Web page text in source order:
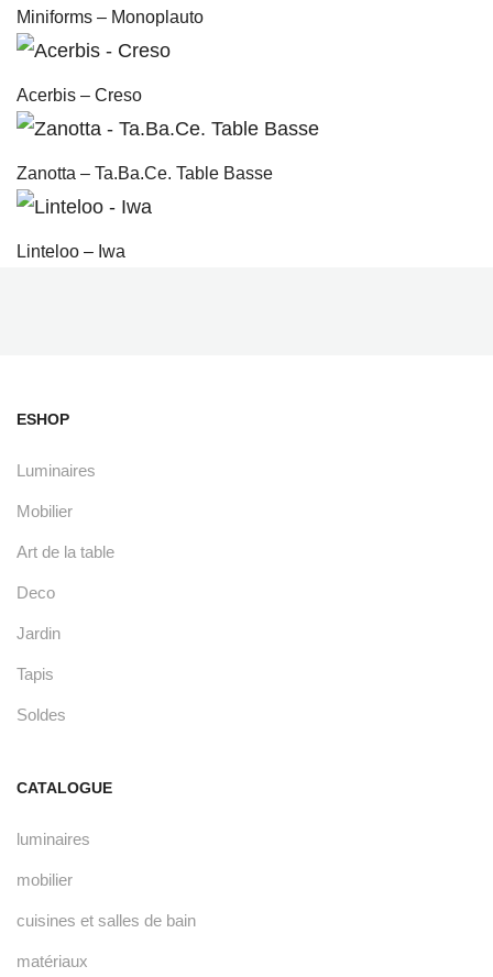
Miniforms – Monoplauto
Acerbis – Creso
Zanotta – Ta.Ba.Ce. Table Basse
Linteloo – Iwa
ESHOP
Luminaires
Mobilier
Art de la table
Deco
Jardin
Tapis
Soldes
CATALOGUE
luminaires
mobilier
cuisines et salles de bain
matériaux